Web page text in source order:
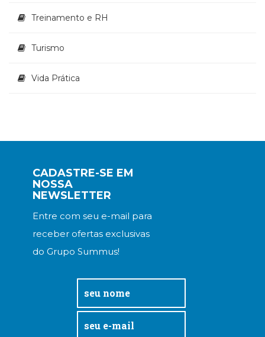
Treinamento e RH
Turismo
Vida Prática
CADASTRE-SE EM
NOSSA
NEWSLETTER
Entre com seu e-mail para
receber ofertas exclusivas
do Grupo Summus!